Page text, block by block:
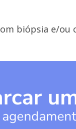
biópsia e/